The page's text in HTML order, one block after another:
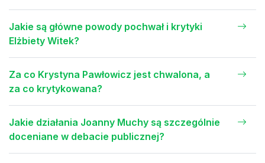
Jakie są główne powody pochwał i krytyki
Elżbiety Witek?
Za co Krystyna Pawłowicz jest chwalona, a
za co krytykowana?
Jakie działania Joanny Muchy są szczególnie
doceniane w debacie publicznej?